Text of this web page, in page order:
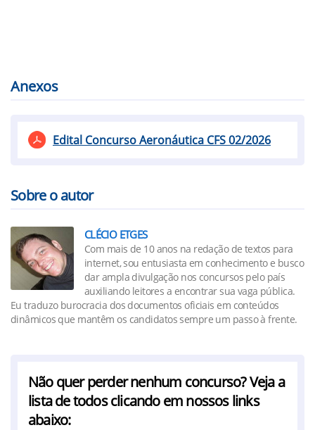
Anexos
Edital Concurso Aeronáutica CFS 02/2026
Sobre o autor
CLÉCIO ETGES
Com mais de 10 anos na redação de textos para
internet, sou entusiasta em conhecimento e busco
dar ampla divulgação nos concursos pelo país
auxiliando leitores a encontrar sua vaga pública.
Eu traduzo burocracia dos documentos oficiais em conteúdos
dinâmicos que mantêm os candidatos sempre um passo à frente.
Não quer perder nenhum concurso? Veja a
lista de todos clicando em nossos links
abaixo: